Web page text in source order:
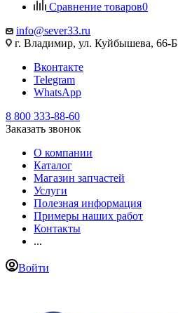
Сравнение товаров0
info@sever33.ru
г. Владимир, ул. Куйбышева, 66-Б
Вконтакте
Telegram
WhatsApp
8 800 333-88-60
Заказать звонок
О компании
Каталог
Магазин запчастей
Услуги
Полезная информация
Примеры наших работ
Контакты
...
Войти